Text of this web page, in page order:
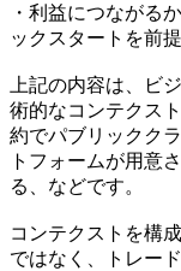
・利益につながる
ックスタートを前
上記の内容は、ビ
術的なコンテクス
約でパブリックク
トフォームが用意
る、などです。
コンテクストを構
ではなく、トレー